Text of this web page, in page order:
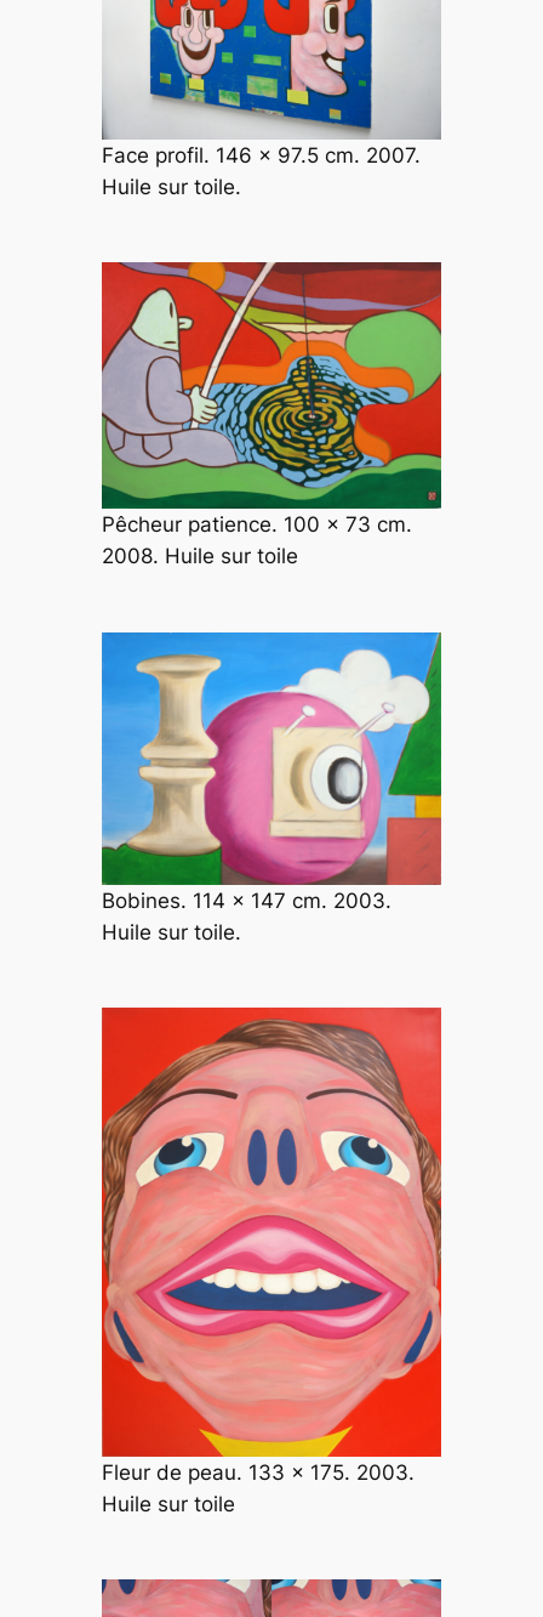
Face profil. 146 x 97.5 cm. 2007.
Huile sur toile.
Pêcheur patience. 100 x 73 cm.
2008. Huile sur toile
Bobines. 114 x 147 cm. 2003.
Huile sur toile.
Fleur de peau. 133 x 175. 2003.
Huile sur toile